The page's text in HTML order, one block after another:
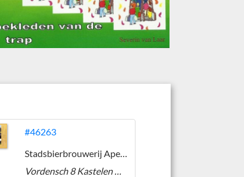
#46263
Stadsbierbrouwerij Apeldoorn
Vordensch 8 Kastelen Blond